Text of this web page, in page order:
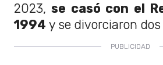
2023,se casó con el
1994 y se divorciaron